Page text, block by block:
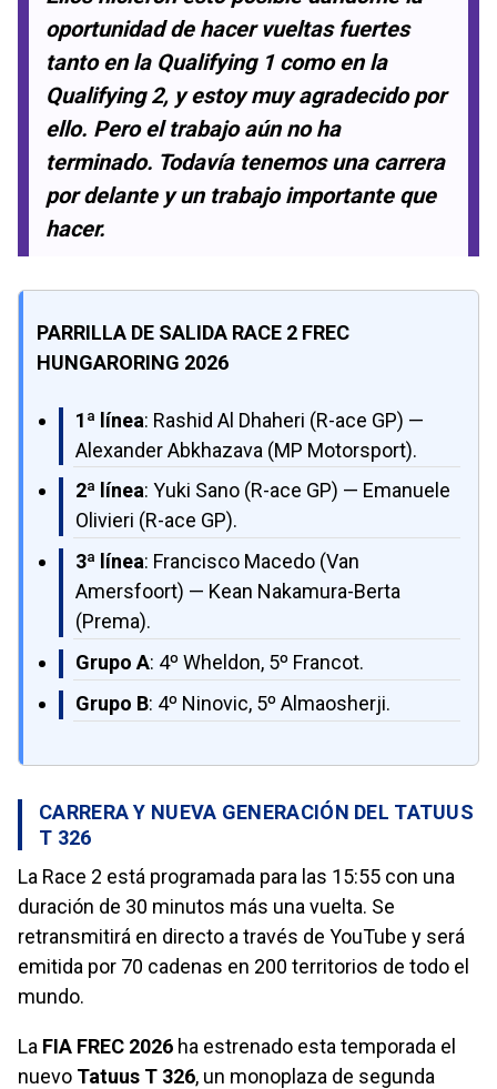
oportunidad de hacer vueltas fuertes
tanto en la Qualifying 1 como en la
Qualifying 2, y estoy muy agradecido por
ello. Pero el trabajo aún no ha
terminado. Todavía tenemos una carrera
por delante y un trabajo importante que
hacer.
PARRILLA DE SALIDA RACE 2 FREC
HUNGARORING 2026
1ª línea: Rashid Al Dhaheri (R-ace GP) —
Alexander Abkhazava (MP Motorsport).
2ª línea: Yuki Sano (R-ace GP) — Emanuele
Olivieri (R-ace GP).
3ª línea: Francisco Macedo (Van
Amersfoort) — Kean Nakamura-Berta
(Prema).
Grupo A: 4º Wheldon, 5º Francot.
Grupo B: 4º Ninovic, 5º Almaosherji.
CARRERA Y NUEVA GENERACIÓN DEL TATUUS
T 326
La Race 2 está programada para las 15:55 con una
duración de 30 minutos más una vuelta. Se
retransmitirá en directo a través de YouTube y será
emitida por 70 cadenas en 200 territorios de todo el
mundo.
La FIA FREC 2026 ha estrenado esta temporada el
nuevo Tatuus T 326, un monoplaza de segunda